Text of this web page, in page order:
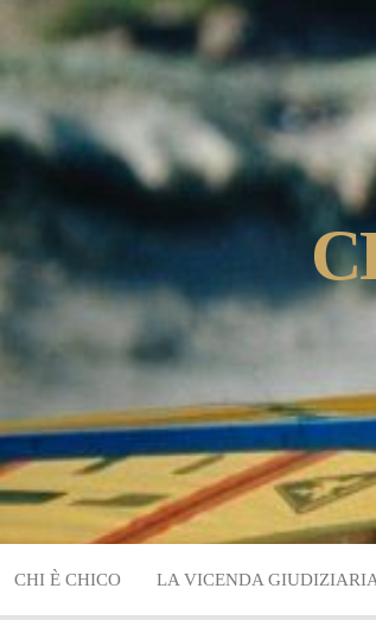
CHI È CHICO LA VICENDA GIUDIZIARIA